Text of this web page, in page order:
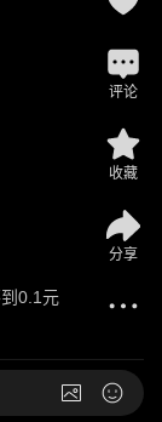
0.1元
评论
收藏
分享